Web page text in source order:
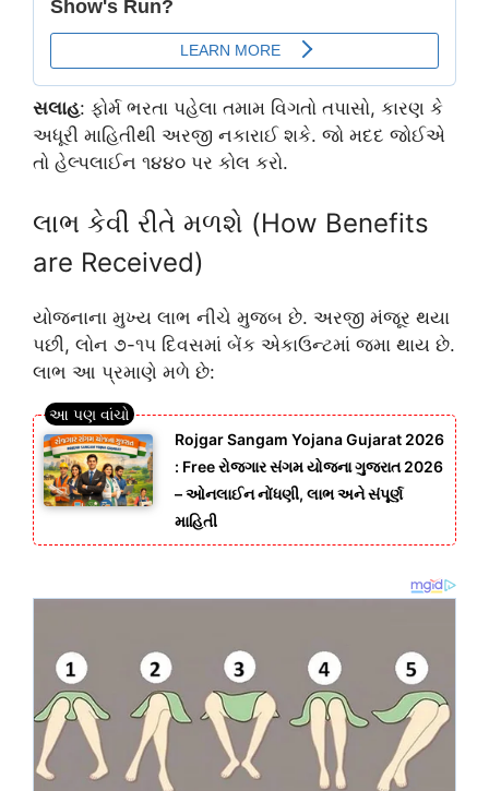
સલાહ: ફોર્મ ભરતા પહેલા તમામ વિગતો તપાસો, કારણ કે
અધૂરી માહિતીથી અરજી નકારાઈ શકે. જો મદદ જોઈએ
તો હેલ્પલાઈન ૧૪૪૦ પર કોલ કરો.
લાભ કેવી રીતે મળશે (How Benefits
are Received)
યોજનાના મુખ્ય લાભ નીચે મુજબ છે. અરજી મંજૂર થયા
પછી, લોન ૭-૧૫ દિવસમાં બેંક એકાઉન્ટમાં જમા થાય છે.
લાભ આ પ્રમાણે મળે છે:
Rojgar Sangam Yojana Gujarat 2026
: Free રોજગાર સંગમ યોજના ગુજરાત 2026
– ઓનલાઈન નોંધણી, લાભ અને સંપૂર્ણ
માહિતી